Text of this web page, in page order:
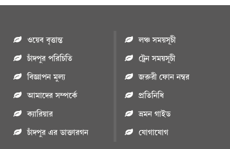
ওয়েব বৃত্তান্ত
চাঁদপুর পরিচিতি
বিজ্ঞাপন মুল্য
আমাদের সম্পর্কে
ক্যারিয়ার
চাঁদপুর এর ডাক্তারগন
লঞ্চ সময়সূচী
ট্রেন সময়সূচী
জরুরী ফোন নম্বর
প্রতিনিধি
ভ্রমন গাইড
যোগাযোগ